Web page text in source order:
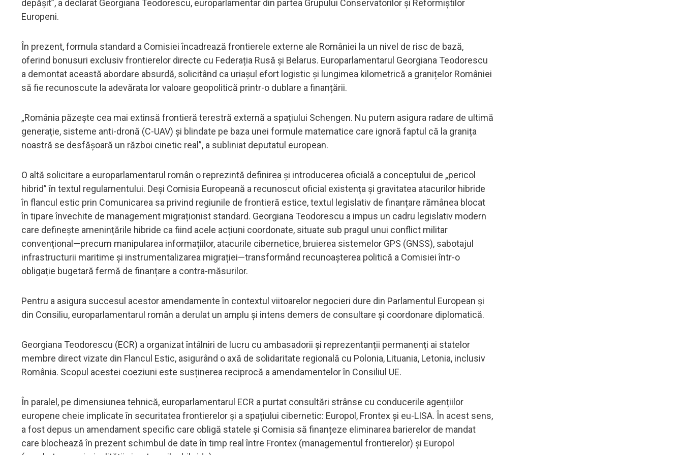
depășit”, a declarat Georgiana Teodorescu, europarlamentar din partea Grupului Conservatorilor și Reformiștilor
Europeni.
În prezent, formula standard a Comisiei încadrează frontierele externe ale României la un nivel de risc de bază,
oferind bonusuri exclusiv frontierelor directe cu Federația Rusă și Belarus. Europarlamentarul Georgiana Teodorescu
a demontat această abordare absurdă, solicitând ca uriașul efort logistic și lungimea kilometrică a granițelor României
să fie recunoscute la adevărata lor valoare geopolitică printr-o dublare a finanțării.
„România păzește cea mai extinsă frontieră terestră externă a spațiului Schengen. Nu putem asigura radare de ultimă
generație, sisteme anti-dronă (C-UAV) și blindate pe baza unei formule matematice care ignoră faptul că la granița
noastră se desfășoară un război cinetic real”, a subliniat deputatul european.
O altă solicitare a europarlamentarul român o reprezintă definirea și introducerea oficială a conceptului de „pericol
hibrid” în textul regulamentului. Deși Comisia Europeană a recunoscut oficial existența și gravitatea atacurilor hibride
în flancul estic prin Comunicarea sa privind regiunile de frontieră estice, textul legislativ de finanțare rămânea blocat
în tipare învechite de management migraționist standard. Georgiana Teodorescu a impus un cadru legislativ modern
care definește amenințările hibride ca fiind acele acțiuni coordonate, situate sub pragul unui conflict militar
convențional—precum manipularea informațiilor, atacurile cibernetice, bruierea sistemelor GPS (GNSS), sabotajul
infrastructurii maritime și instrumentalizarea migrației—transformând recunoașterea politică a Comisiei într-o
obligație bugetară fermă de finanțare a contra-măsurilor.
Pentru a asigura succesul acestor amendamente în contextul viitoarelor negocieri dure din Parlamentul European și
din Consiliu, europarlamentarul român a derulat un amplu și intens demers de consultare și coordonare diplomatică.
Georgiana Teodorescu (ECR) a organizat întâlniri de lucru cu ambasadorii și reprezentanții permanenți ai statelor
membre direct vizate din Flancul Estic, asigurând o axă de solidaritate regională cu Polonia, Lituania, Letonia, inclusiv
România. Scopul acestei coeziuni este susținerea reciprocă a amendamentelor în Consiliul UE.
În paralel, pe dimensiunea tehnică, europarlamentarul ECR a purtat consultări strânse cu conducerile agențiilor
europene cheie implicate în securitatea frontierelor și a spațiului cibernetic: Europol, Frontex și eu-LISA. În acest sens,
a fost depus un amendament specific care obligă statele și Comisia să finanțeze eliminarea barierelor de mandat
care blochează în prezent schimbul de date în timp real între Frontex (managementul frontierelor) și Europol